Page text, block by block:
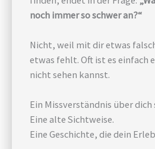
noch immer so schwer an?“
Nicht, weil mit dir etwas
etwas fehlt. Oft ist es einfach
nicht sehen kannst.
Ein Missverständnis über dich
Eine alte Sichtweise.
Eine Geschichte, die dein